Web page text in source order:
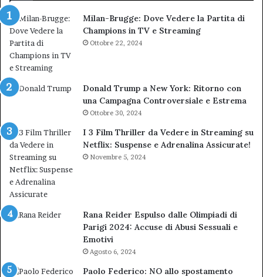
Milan-Brugge: Dove Vedere la Partita di
Champions in TV e Streaming
Ottobre 22, 2024
Donald Trump a New York: Ritorno con
una Campagna Controversiale e Estrema
Ottobre 30, 2024
I 3 Film Thriller da Vedere in Streaming su
Netflix: Suspense e Adrenalina Assicurate!
Novembre 5, 2024
Rana Reider Espulso dalle Olimpiadi di
Parigi 2024: Accuse di Abusi Sessuali e
Emotivi
Agosto 6, 2024
Paolo Federico: NO allo spostamento